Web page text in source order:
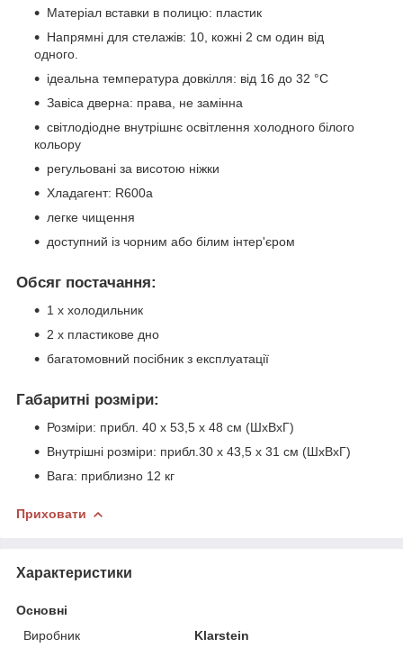
Матеріал вставки в полицю: пластик
Напрямні для стелажів: 10, кожні 2 см один від
одного.
ідеальна температура довкілля: від 16 до 32 °C
Завіса дверна: права, не замінна
світлодіодне внутрішнє освітлення холодного білого
кольору
регульовані за висотою ніжки
Хладагент: R600a
легке чищення
доступний із чорним або білим інтер'єром
Обсяг постачання:
1 х холодильник
2 x пластикове дно
багатомовний посібник з експлуатації
Габаритні розміри:
Розміри: прибл. 40 x 53,5 x 48 см (ШxВxГ)
Внутрішні розміри: прибл.30 x 43,5 x 31 см (ШxВxГ)
Вага: приблизно 12 кг
Приховати
Характеристики
Основні
Виробник
Klarstein